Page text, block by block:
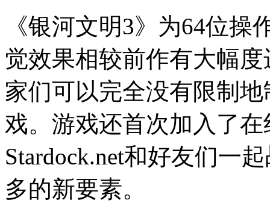
《银河文明3》为64位
觉效果相较前作有大幅
家们可以完全没有限制
戏。游戏还首次加入了
Stardock.net和好友们一
多的新要素。